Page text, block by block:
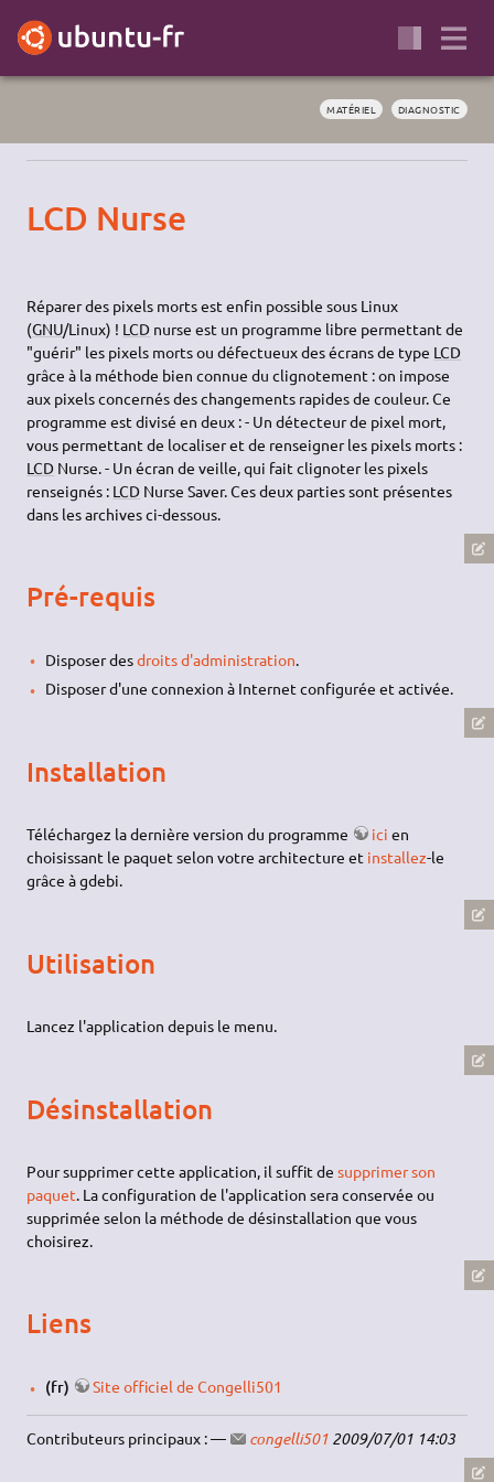
MATÉRIEL DIAGNOSTIC
LCD Nurse
Réparer des pixels morts est enfin possible sous Linux
(GNU/Linux) ! LCD nurse est un programme libre permettant de
"guérir" les pixels morts ou défectueux des écrans de type LCD
grâce à la méthode bien connue du clignotement : on impose
aux pixels concernés des changements rapides de couleur. Ce
programme est divisé en deux : - Un détecteur de pixel mort,
vous permettant de localiser et de renseigner les pixels morts :
LCD Nurse. - Un écran de veille, qui fait clignoter les pixels
renseignés : LCD Nurse Saver. Ces deux parties sont présentes
dans les archives ci-dessous.
Pré-requis
Disposer desdroits d'administration.
Disposer d'une connexion à Internet configurée et activée.
Installation
Téléchargez la dernière version du programme ici en
choisissant le paquet selon votre architecture et installez-le
grâce à gdebi.
Utilisation
Lancez l'application depuis le menu.
Désinstallation
Pour supprimer cette application, il suffit desupprimer son
paquet. La configuration de l'application sera conservée ou
supprimée selon la méthode de désinstallation que vous
choisirez.
Liens
(fr) Site officiel de Congelli501
Contributeurs principaux : — congelli501 2009/07/01 14:03